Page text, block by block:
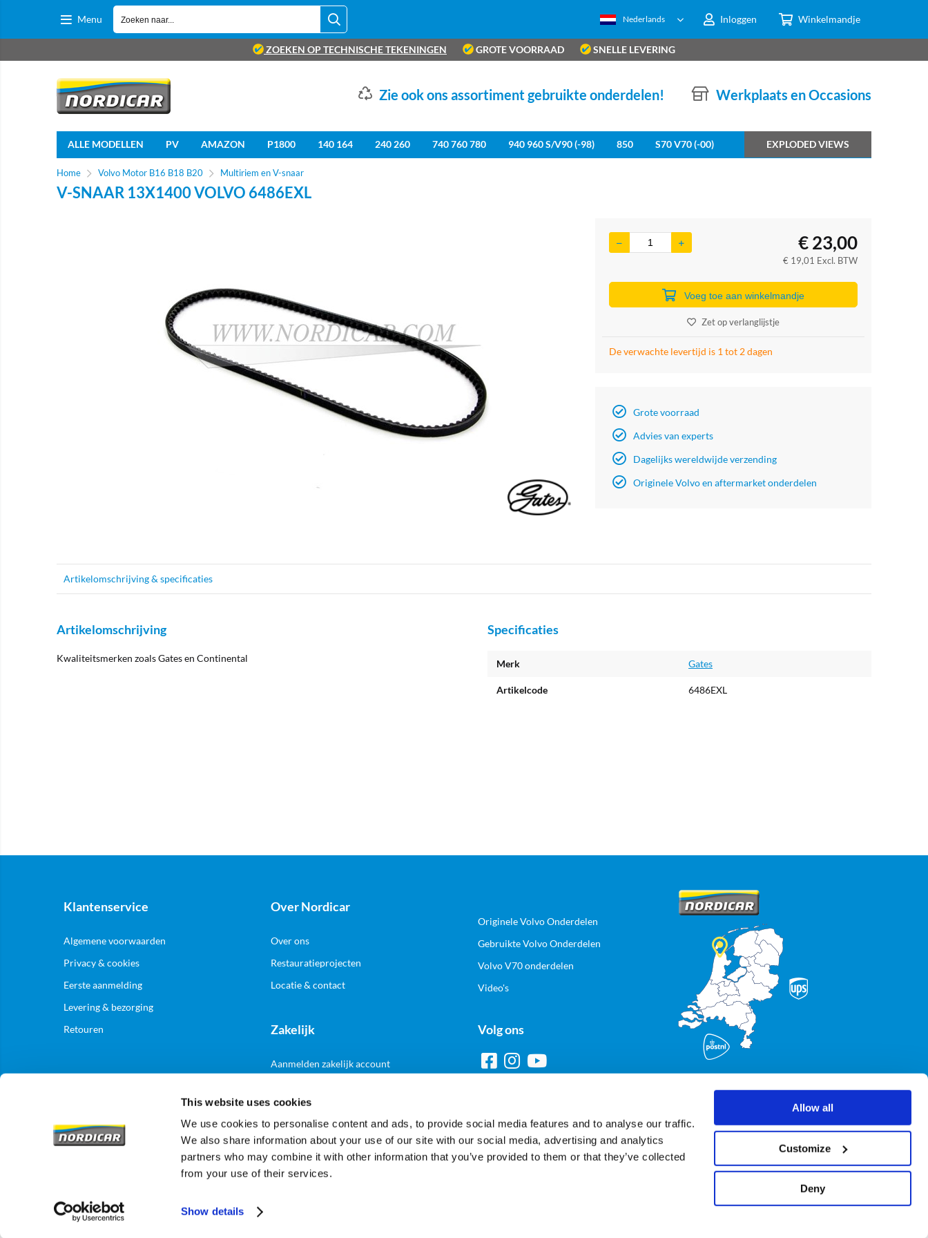
This website uses cookies
We use cookies to personalise content and ads, to provide social media features and to analyse our traffic.
We also share information about your use of our site with our social media, advertising and analytics
partners who may combine it with other information that you’ve provided to them or that they’ve collected
from your use of their services.
Show details
Allow all
Customize
Deny
Menu Inloggen Winkelmandje
Nederlands
ZOEKEN OP TECHNISCHE TEKENINGEN GROTE VOORRAAD SNELLE LEVERING
Werkplaats en Occasions
Zie ook ons assortiment gebruikte onderdelen!
ALLE MODELLEN PV AMAZON P1800 140 164 240 260 740 760 780 940 960 S/V90 (-98) 850 S70 V70 (-00) EXPLODED VIEWS
Home Volvo Motor B16 B18 B20 Multiriem en V-snaar
V-SNAAR 13X1400 VOLVO 6486EXL
Brand
€23,00
€ 19,01 Excl. BTW
Voeg toe aan winkelmandje
Zet op verlanglijstje
De verwachte levertijd is 1 tot 2 dagen
Grote voorraad
Advies van experts
Dagelijks wereldwijde verzending
Originele Volvo en aftermarket onderdelen
Artikelomschrijving & specificaties
Artikelomschrijving
Kwaliteitsmerken zoals Gates en Continental
Specificaties
Merk Gates
Artikelcode 6486EXL
Klantenservice
Algemene voorwaarden
Privacy & cookies
Eerste aanmelding
Levering & bezorging
Retouren
Over Nordicar
Over ons
Restauratieprojecten
Locatie & contact
Originele Volvo Onderdelen
Gebruikte Volvo Onderdelen
Volvo V70 onderdelen
Video's
Zakelijk
Aanmelden zakelijk account
Volg ons
Veilig en gemakkelijk betalen